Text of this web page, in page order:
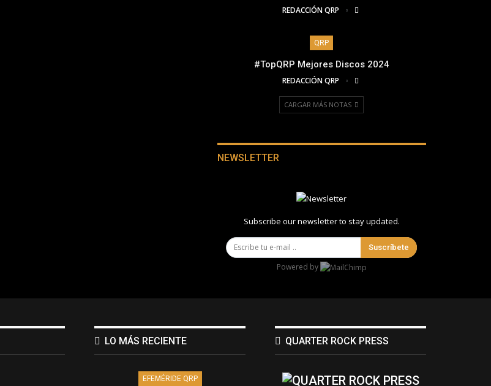
REDACCIÓN QRP
QRP
#TopQRP Mejores Discos 2024
REDACCIÓN QRP
CARGAR MÁS NOTAS
NEWSLETTER
Subscribe our newsletter to stay updated.
Suscríbete
Powered by
LO MÁS RECIENTE
EFEMÉRIDE QRP
QUARTER ROCK PRESS